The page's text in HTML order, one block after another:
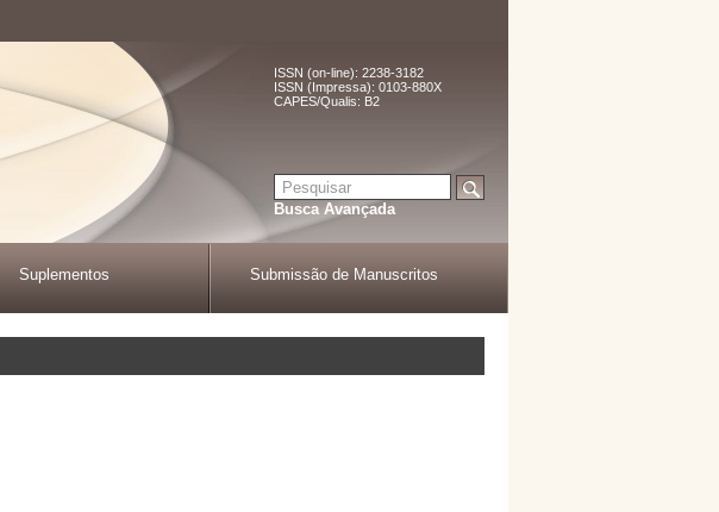
ISSN (on-line): 2238-3182
ISSN (Impressa): 0103-880X
CAPES/Qualis: B2
Busca Avançada
Suplementos Submissão de Manuscritos